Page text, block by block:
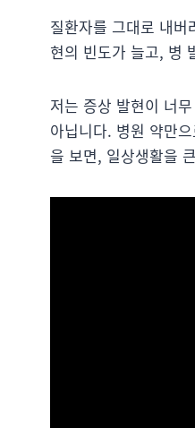
질환자를 그대로 내
현의 빈도가 늘고, 병
저는 증상 발현이 너
아닙니다. 병원 약만
을 보면, 일상생활을